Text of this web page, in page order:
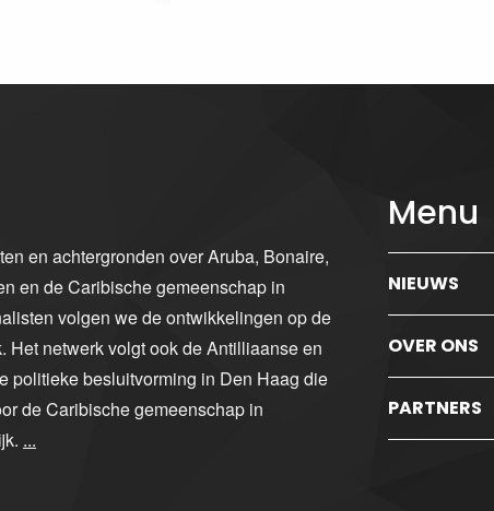
en achtergronden over Aruba, Bonaire,
en de Caribische gemeenschap in
volgen we de ontwikkelingen op de
netwerk volgt ook de Antilliaanse en
politieke besluitvorming in Den Haag die
de Caribische gemeenschap in
...
Menu
NIEUWS
OVER ONS
PARTNERS